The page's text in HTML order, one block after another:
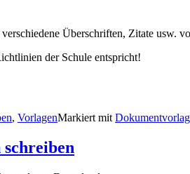
Überschriften, Zitate usw.
der Schule entspricht!
, VorlagenMarkiert mit